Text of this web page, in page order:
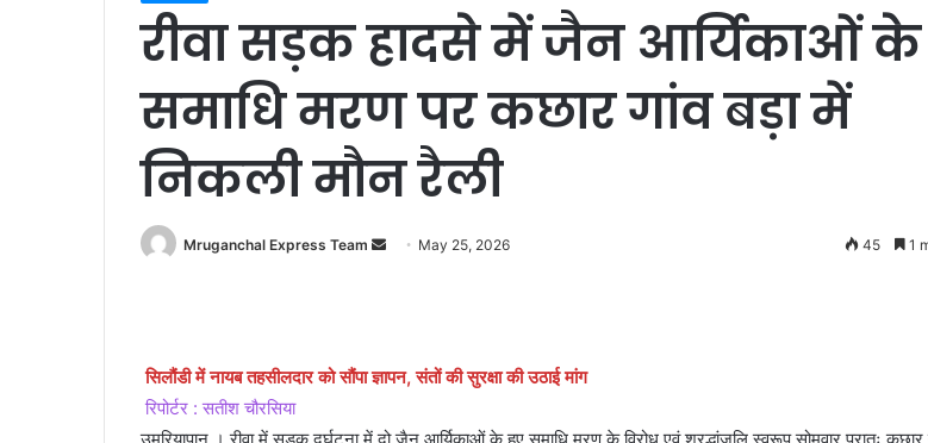
रीवा सड़क हादसे में जैन आर्यिकाओं के
समाधि मरण पर कछार गांव बड़ा में
निकली मौन रैली
Mruganchal Express Team
Send May 25, 2026 45 1
सिलौंडी में नायब तहसीलदार को सौंपा ज्ञापन, संतों की सुरक्षा की उठाई मांग
रिपोर्टर : सतीश चौरसिया